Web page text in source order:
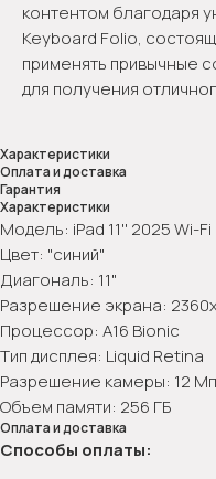
контентом благодаря
Keyboard Folio,
применять привычные
для получения
Характеристики
Оплата и доставка
Гарантия
Характеристики
Модель: iPad 11'' 2025 Wi-Fi
Цвет: "синий"
Диагональ: 11"
Разрешение экрана:
Процессор: A16 Bionic
Тип дисплея: Liquid Retina
Разрешение камеры: 12
Объем памяти: 256 ГБ
Оплата и доставка
Способы оплаты: